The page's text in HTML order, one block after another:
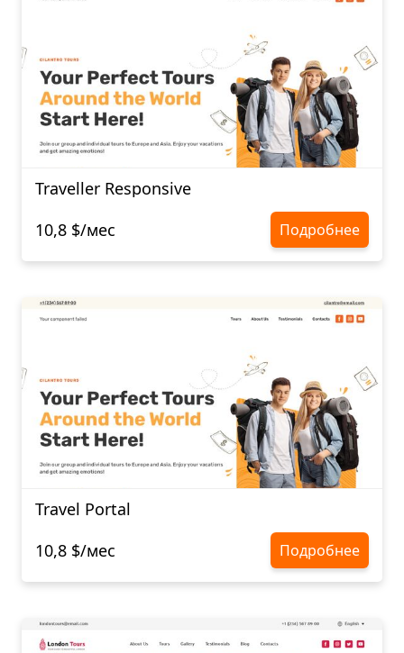
Traveller Responsive
10,8 $/мес
Подробнее
Travel Portal
10,8 $/мес
Подробнее